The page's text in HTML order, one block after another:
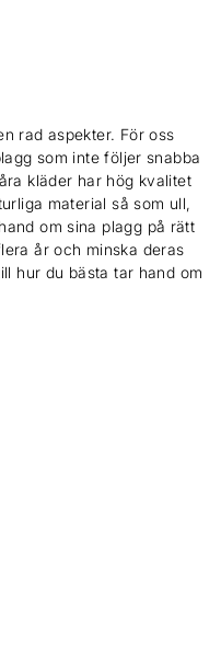
rad aspekter. För oss
som inte följer snabba
kläder har hög kvalitet
material så som ull,
om sina plagg på rätt
år och minska deras
hur du bästa tar hand om